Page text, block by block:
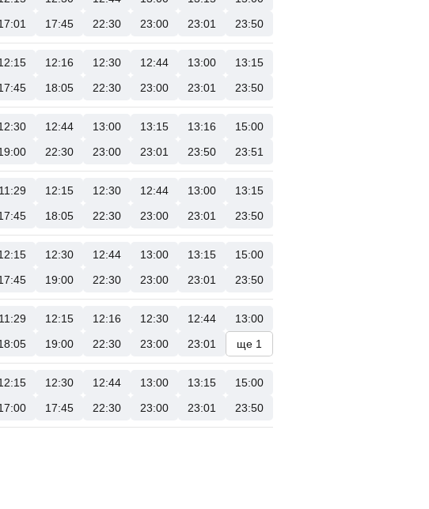
17:45 22:30 23:00 23:01 23:50
12:16 12:30 12:44 13:00
13:15
18:05 22:30 23:00 23:01 23:50
12:44 13:00 13:15 13:16
15:00
22:30 23:00 23:01 23:50 23:51
11:29 12:15 12:30 12:44 13:00
13:15
18:05 22:30 23:00 23:01 23:50
12:30 12:44 13:00 13:15
15:00
19:00 22:30 23:00 23:01 23:50
11:29 12:15 12:16 12:30 12:44
13:00
19:00 22:30 23:00 23:01 ще 1
12:30 12:44 13:00 13:15
15:00
17:45 22:30 23:00 23:01 23:50